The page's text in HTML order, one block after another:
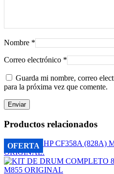
Nombre *
Correo electrónico *
Guarda mi nombre, correo
para la próxima vez que comente.
Productos relacionados
OFERTA